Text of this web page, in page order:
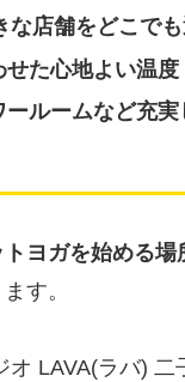
店舗をどこで
た心地よい温
ルームなど充実
ヨガを始める場
す。
LAVA(ラバ)